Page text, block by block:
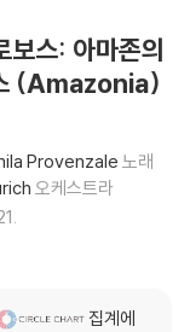
스: 아마존의
(Amazonia)
Provenzale 노래
오케스트라
집계에